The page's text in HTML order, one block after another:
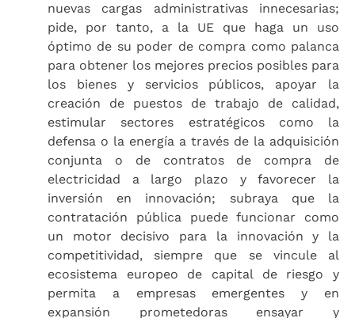
nuevas cargas administrativas innecesarias;
pide, por tanto, a la UE que haga un uso
óptimo de su poder de compra como palanca
para obtener los mejores precios posibles para
los bienes y servicios públicos, apoyar la
creación de puestos de trabajo de calidad,
estimular sectores estratégicos como la
defensa o la energía a través de la adquisición
conjunta o de contratos de compra de
electricidad a largo plazo y favorecer la
inversión en innovación; subraya que la
contratación pública puede funcionar como
un motor decisivo para la innovación y la
competitividad, siempre que se vincule al
ecosistema europeo de capital de riesgo y
permita a empresas emergentes y en
expansión prometedoras ensayar y